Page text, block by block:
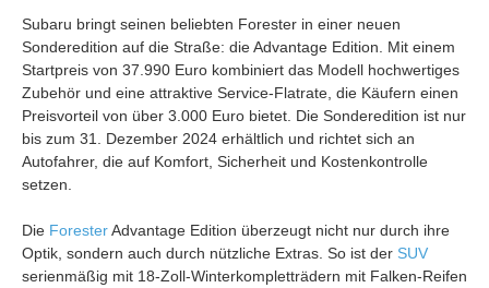
Subaru bringt seinen beliebten Forester in einer neuen
Sonderedition auf die Straße: die Advantage Edition. Mit einem
Startpreis von 37.990 Euro kombiniert das Modell hochwertiges
Zubehör und eine attraktive Service-Flatrate, die Käufern einen
Preisvorteil von über 3.000 Euro bietet. Die Sonderedition ist nur
bis zum 31. Dezember 2024 erhältlich und richtet sich an
Autofahrer, die auf Komfort, Sicherheit und Kostenkontrolle
setzen.
Die ForesterAdvantage Edition überzeugt nicht nur durch ihre
Optik, sondern auch durch nützliche Extras. So ist der SUV
serienmäßig mit 18-Zoll-Winterkompletträdern mit Falken-Reifen